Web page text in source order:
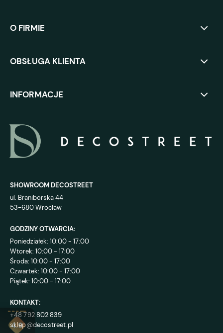
O FIRMIE
OBSŁUGA KLIENTA
INFORMACJE
SHOWROOM DECOSTREET
ul. Braniborska 44
53-680 Wrocław
GODZINY OTWARCIA:
Poniedziałek: 10:00 - 17:00
Wtorek: 10:00 - 17:00
Środa: 10:00 - 17:00
Czwartek: 10:00 - 17:00
Piątek: 10:00 - 17:00
KONTAKT:
+48 792 802 839
sklep@decostreet.pl
4.9